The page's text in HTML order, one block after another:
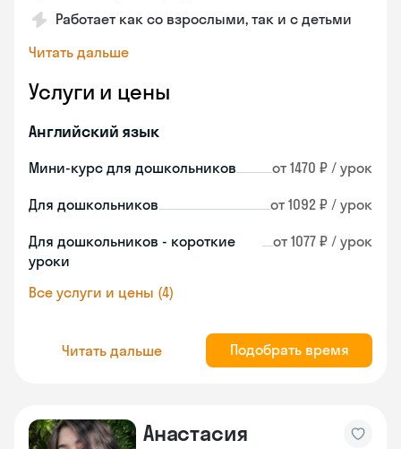
Работает как со взрослыми, так и с детьми
Читать дальше
Услуги и цены
Английский язык
Мини-курс для дошкольников от 1470 ₽ / урок
Для дошкольников от 1092 ₽ / урок
Для дошкольников - короткие
уроки
от 1077 ₽ / урок
Все услуги и цены (4)
Читать дальше Подобрать время
Анастасия